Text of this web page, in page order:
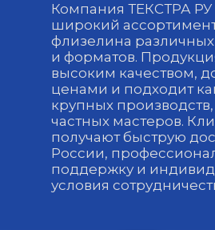
Компания ТЕКСТРА РУ
широкий
флизелина различных
и форматов.
высоким качеством,
ценами и подходит
крупных производств,
частных мастеров.
получают быструю
России,
поддержку и
условия